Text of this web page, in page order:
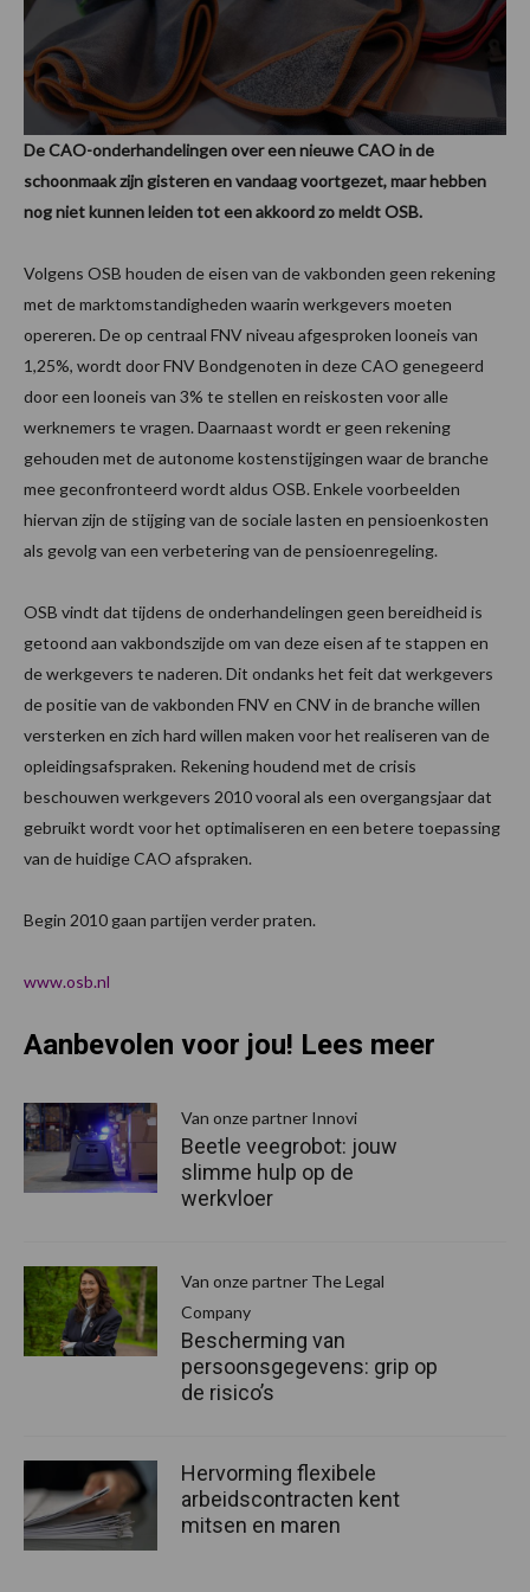
De CAO-onderhandelingen over een nieuwe CAO in de
schoonmaak zijn gisteren en vandaag voortgezet, maar hebben
nog niet kunnen leiden tot een akkoord zo meldt OSB.
Volgens OSB houden de eisen van de vakbonden geen rekening
met de marktomstandigheden waarin werkgevers moeten
opereren. De op centraal FNV niveau afgesproken looneis van
1,25%, wordt door FNV Bondgenoten in deze CAO genegeerd
door een looneis van 3% te stellen en reiskosten voor alle
werknemers te vragen. Daarnaast wordt er geen rekening
gehouden met de autonome kostenstijgingen waar de branche
mee geconfronteerd wordt aldus OSB. Enkele voorbeelden
hiervan zijn de stijging van de sociale lasten en pensioenkosten
als gevolg van een verbetering van de pensioenregeling.
OSB vindt dat tijdens de onderhandelingen geen bereidheid is
getoond aan vakbondszijde om van deze eisen af te stappen en
de werkgevers te naderen. Dit ondanks het feit dat werkgevers
de positie van de vakbonden FNV en CNV in de branche willen
versterken en zich hard willen maken voor het realiseren van de
opleidingsafspraken. Rekening houdend met de crisis
beschouwen werkgevers 2010 vooral als een overgangsjaar dat
gebruikt wordt voor het optimaliseren en een betere toepassing
van de huidige CAO afspraken.
Begin 2010 gaan partijen verder praten.
www.osb.nl
Aanbevolen voor jou! Lees meer
Van onze partner Innovi
Beetle veegrobot: jouw
slimme hulp op de
werkvloer
Van onze partner The Legal
Company
Bescherming van
persoonsgegevens: grip op
de risico’s
Hervorming flexibele
arbeidscontracten kent
mitsen en maren